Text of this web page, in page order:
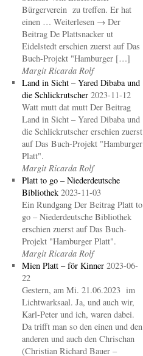
Bürgerverein zu treffen. Er hat
einen … Weiterlesen → Der
Beitrag De Plattsnacker ut
Eidelstedt erschien zuerst auf Das
Buch-Projekt "Hamburger […]
Margit Ricarda Rolf
Land in Sicht – Yared Dibaba und
die Schlickrutscher 2023-11-12
Watt mutt dat mutt Der Beitrag
Land in Sicht – Yared Dibaba und
die Schlickrutscher erschien zuerst
auf Das Buch-Projekt "Hamburger
Platt".
Margit Ricarda Rolf
Platt to go – Niederdeutsche
Bibliothek 2023-11-03
Ein Rundgang Der Beitrag Platt to
go – Niederdeutsche Bibliothek
erschien zuerst auf Das Buch-
Projekt "Hamburger Platt".
Margit Ricarda Rolf
Mien Platt – för Kinner 2023-06-
22
Gestern, am Mi. 21.06.2023 im
Lichtwarksaal. Ja, und auch wir,
Karl-Peter und ich, waren dabei.
Da trifft man so den einen und den
anderen und auch den Chrischan
(Christian Richard Bauer –